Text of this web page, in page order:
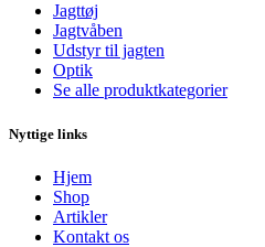
Jagttøj
Jagtvåben
Udstyr til jagten
Optik
Se alle produktkategorier
Nyttige links
Hjem
Shop
Artikler
Kontakt os